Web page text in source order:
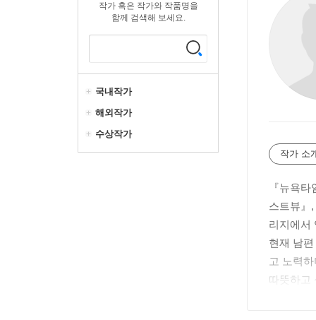
작가 혹은 작가와 작품명을
함께 검색해 보세요.
국내작가
해외작가
수상작가
작가 소
『뉴욕
스트뷰』
리지에서
현재 남
고 노력
따뜻하고